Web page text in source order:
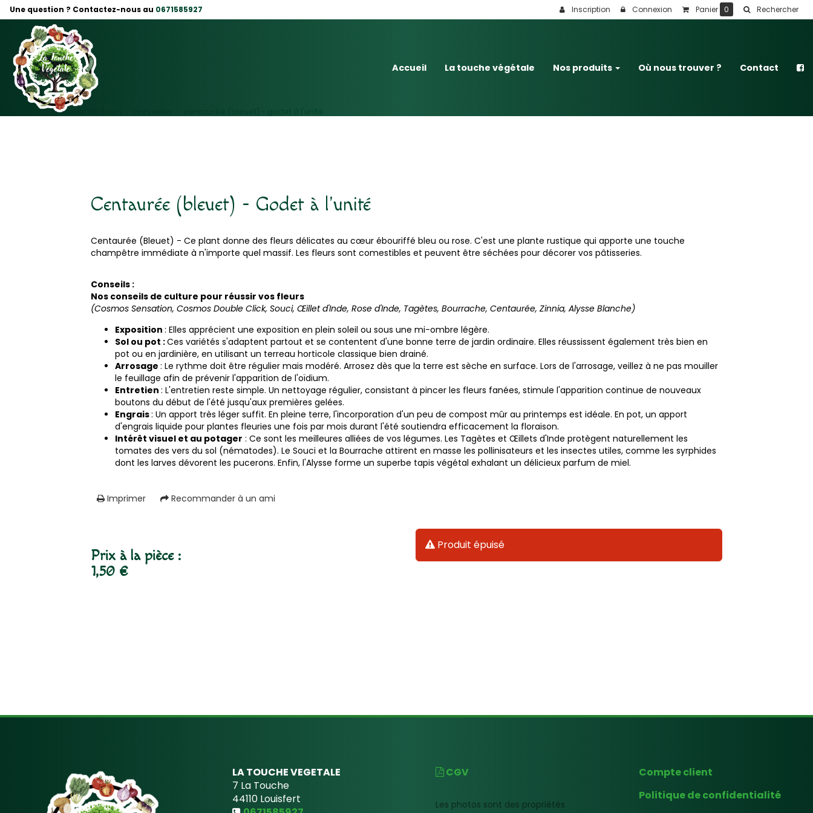
Accueil La touche végétale Nos produits Où nous trouver ? Contact
plants de fleurs
Centaurée (bleuet) - Godet à l'unité
Centaurée (Bleuet) - Ce plant donne des fleurs délicates au cœur ébouriffé bleu ou rose. C'est une plante rustique qui apporte une touche
champêtre immédiate à n'importe quel massif. Les fleurs sont comestibles et peuvent être séchées pour décorer vos pâtisseries.
Conseils :
Nos conseils de culture pour réussir vos fleurs
(Cosmos Sensation, Cosmos Double Click, Souci, Œillet d'Inde, Rose d'Inde, Tagètes, Bourrache, Centaurée, Zinnia, Alysse Blanche)
Exposition : Elles apprécient une exposition en plein soleil ou sous une mi-ombre légère.
Sol ou pot :Ces variétés s'adaptent partout et se contentent d'une bonne terre de jardin ordinaire. Elles réussissent également très bien en
pot ou en jardinière, en utilisant un terreau horticole classique bien drainé.
Arrosage : Le rythme doit être régulier mais modéré. Arrosez dès que la terre est sèche en surface. Lors de l'arrosage, veillez à ne pas mouiller
le feuillage afin de prévenir l'apparition de l'oïdium.
Entretien : L'entretien reste simple. Un nettoyage régulier, consistant à pincer les fleurs fanées, stimule l'apparition continue de nouveaux
boutons du début de l'été jusqu'aux premières gelées.
Engrais: Un apport très léger suffit. En pleine terre, l'incorporation d'un peu de compost mûr au printemps est idéale. En pot, un apport
d'engrais liquide pour plantes fleuries une fois par mois durant l'été soutiendra efficacement la floraison.
Intérêt visuel et au potager : Ce sont les meilleures alliées de vos légumes. Les Tagètes et Œillets d'Inde protègent naturellement les
tomates des vers du sol (nématodes). Le Souci et la Bourrache attirent en masse les pollinisateurs et les insectes utiles, comme les syrphides
dont les larves dévorent les pucerons. Enfin, l'Alysse forme un superbe tapis végétal exhalant un délicieux parfum de miel.
Imprimer Recommander à un ami
Prix à la pièce :
1,50 €
Produit épuisé
Une question ? Contactez-nous au 0671585927 Inscription Connexion Panier 0 Rechercher
LA TOUCHE VEGETALE
7 La Touche
44110 Louisfert
CGV
Les photos sont des propriétés
Compte client
Politique de confidentialité
Panneau de gestion des cookies